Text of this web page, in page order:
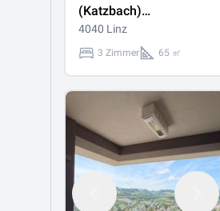
(Katzbach)
Mietwohnung ca. 65
m² Wohnfläche, 3
Freistädter Straße
4040 Linz
3 Zimmer 65 ㎡